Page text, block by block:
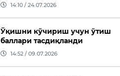
14:10 / 24.07.2026
Ўқишни кўчириш учун ўтиш
баллари тасдиқланди
14:52 / 09.07.2026